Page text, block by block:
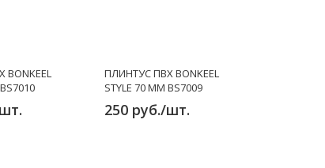
ПЛИНТУС ПВХ BONKEEL
STYLE 70 ММ BS7009
250 руб./шт.